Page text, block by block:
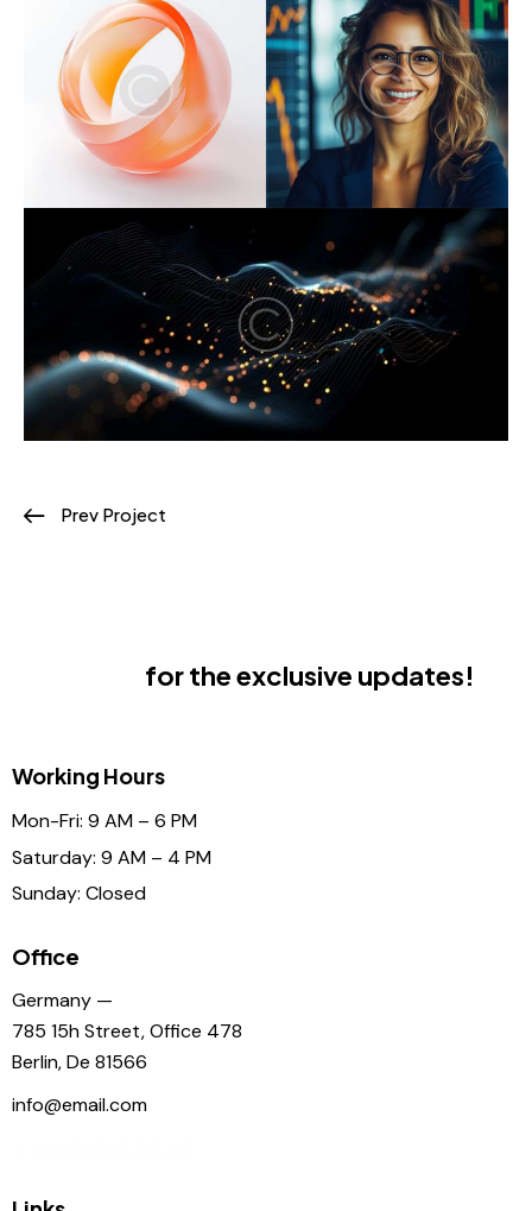
Prev Project
for the exclusive updates!
Working Hours
Mon-Fri: 9 AM – 6 PM
Saturday: 9 AM – 4 PM
Sunday: Closed
Office
Germany —
785 15h Street, Office 478
Berlin, De 81566
info@email.com